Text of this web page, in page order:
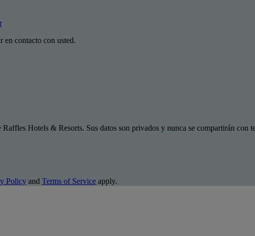
en contacto con usted.
Raffles Hotels & Resorts. Sus datos son privados y nunca se compartirán con
Policy and Terms of Service apply.